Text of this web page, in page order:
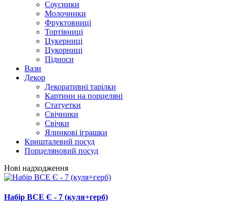
Соусники
Молочники
Фруктовниці
Тортівниці
Цукерниці
Цукорниці
Підноси
Вази
Декор
Декоративні тарілки
Картини на порцеляні
Статуетки
Свічники
Свічки
Ялинкові іграшки
Кришталевий посуд
Порцеляновий посуд
Нові надходження
Набір ВСЕ Є - 7 (куля+герб)